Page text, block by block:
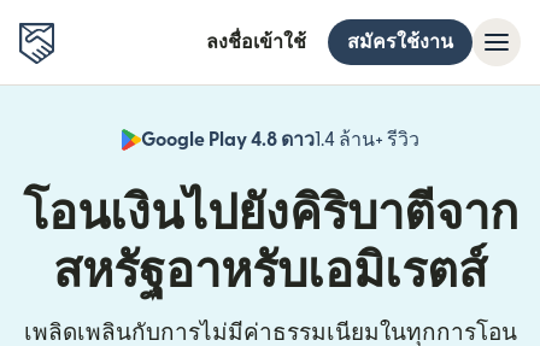
ลงชื่อเข้าใช้ สมัครใช้งาน
Google Play 4.8 ดาว1.4 ล้าน+ รีวิว
(เปิดในหน้าต่
โอนเงินไปยังคิริบาตีจาก
สหรัฐอาหรับเอมิเรตส์
เพลิดเพลินกับการไม่มีค่าธรรมเนียมในทุกการโอน